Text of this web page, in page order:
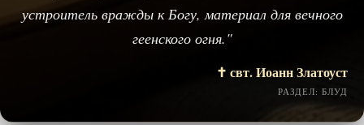
устроитель вражды к Богу, материал для вечного
геенского огня."
✝️ свт. Иоанн Златоуст
РАЗДЕЛ: БЛУД